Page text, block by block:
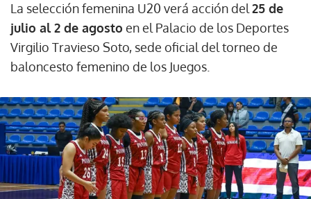
La selección femenina U20 verá acción del 25 de
julio al 2 de agosto en el Palacio de los Deportes
Virgilio Travieso Soto, sede oficial del torneo de
baloncesto femenino de los Juegos.